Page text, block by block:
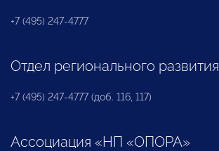
+7 (495) 247-4777
Отдел регионального развития
+7 (495) 247-4777 (доб. 116, 117)
Ассоциация «НП «ОПОРА»